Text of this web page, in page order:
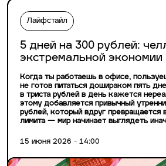
Лайфстайл
5 дней на 300 рублей:
экстремальной экономии
Когда ты работаешь в офисе,
не готов питаться дошираком пять
в триста рублей в день кажется
этому добавляется привычный
рублей, который вдруг превращается
лимита — мир начинает выглядеть
15 июня 2026 - 14:00